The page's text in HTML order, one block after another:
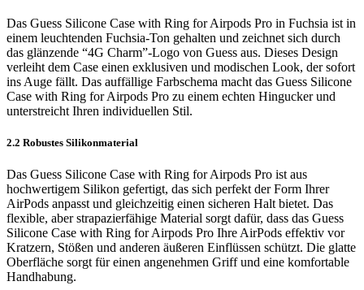
Das Guess Silicone Case with Ring for Airpods Pro in Fuchsia ist in
einem leuchtenden Fuchsia-Ton gehalten und zeichnet sich durch
das glänzende “4G Charm”-Logo von Guess aus. Dieses Design
verleiht dem Case einen exklusiven und modischen Look, der sofort
ins Auge fällt. Das auffällige Farbschema macht das Guess Silicone
Case with Ring for Airpods Pro zu einem echten Hingucker und
unterstreicht Ihren individuellen Stil.
2.2 Robustes Silikonmaterial
Das Guess Silicone Case with Ring for Airpods Pro ist aus
hochwertigem Silikon gefertigt, das sich perfekt der Form Ihrer
AirPods anpasst und gleichzeitig einen sicheren Halt bietet. Das
flexible, aber strapazierfähige Material sorgt dafür, dass das Guess
Silicone Case with Ring for Airpods Pro Ihre AirPods effektiv vor
Kratzern, Stößen und anderen äußeren Einflüssen schützt. Die glatte
Oberfläche sorgt für einen angenehmen Griff und eine komfortable
Handhabung.